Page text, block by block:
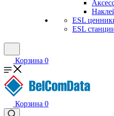
ESL
ESL
Корзина 0
Корзина 0